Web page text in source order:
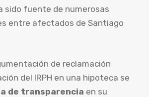
sido fuente de numerosas
entre afectados de Santiago
de reclamación
del IRPH en una hipoteca se
de transparencia en su